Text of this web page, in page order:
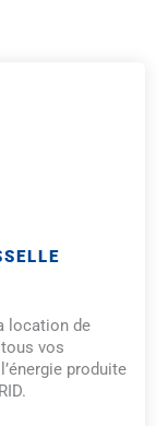
location de
vos
produite